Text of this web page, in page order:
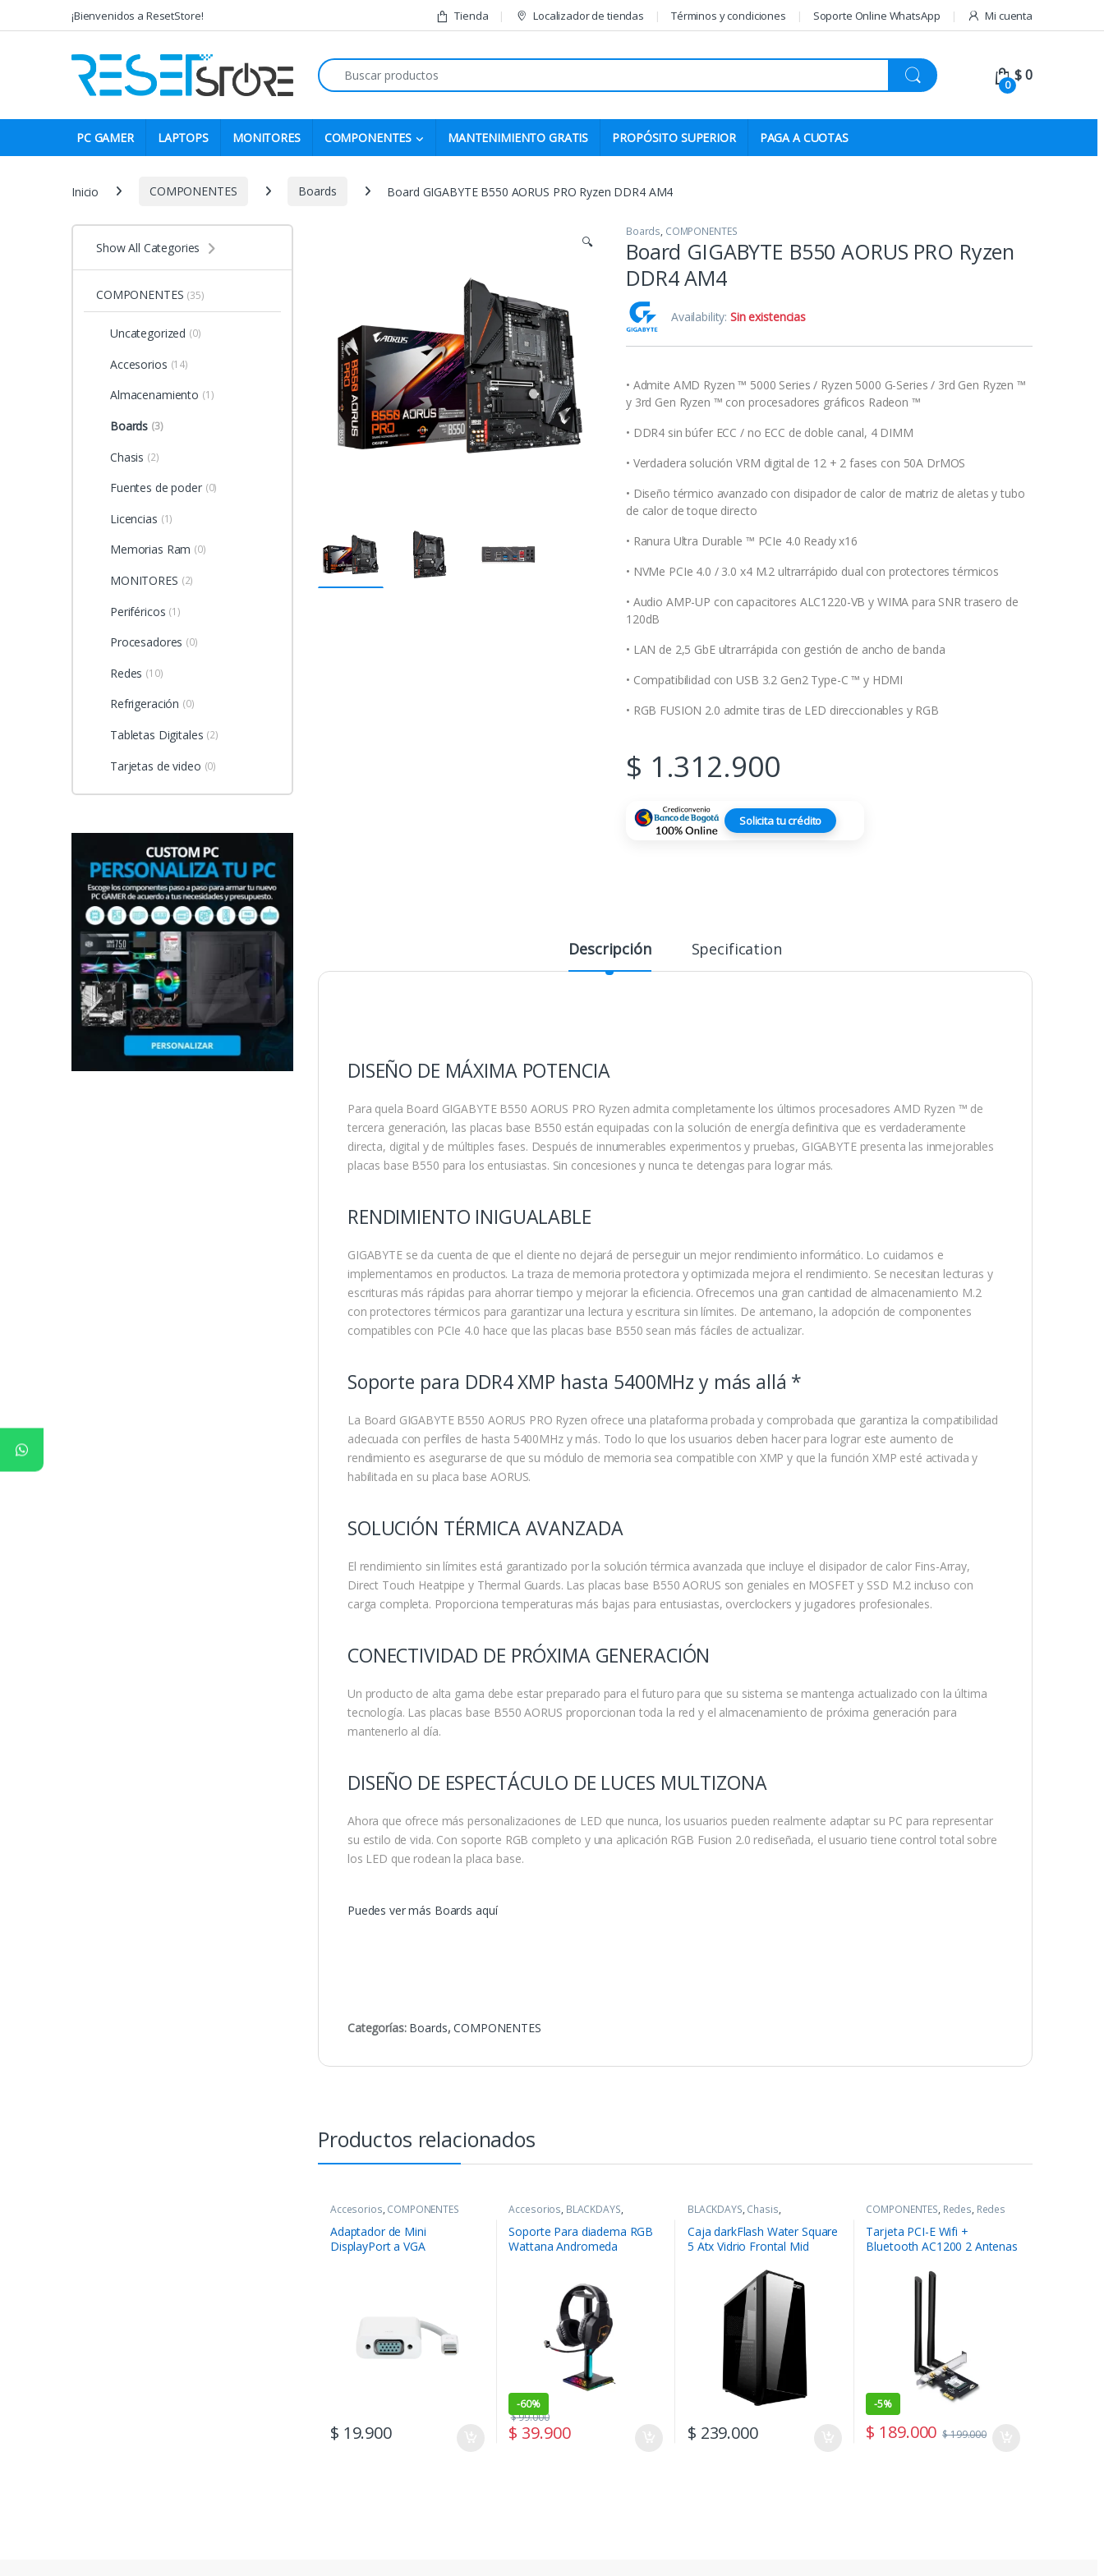
Skip to navigation
Skip to content¡Bienvenidos a ResetStore! Tienda Localizador de tiendas Términos y condiciones Soporte Online WhatsApp Mi cuenta
Search for:
0
$0
PC GAMER LAPTOPS MONITORES COMPONENTES MANTENIMIENTO GRATIS PROPÓSITO SUPERIOR PAGA A CUOTAS
Inicio COMPONENTES Boards Board GIGABYTE B550 AORUS PRO Ryzen DDR4 AM4
🔍
Boards, COMPONENTES
Board GIGABYTE B550 AORUS PRO Ryzen
DDR4 AM4
Availability:Sin existencias
• Admite AMD Ryzen ™ 5000 Series / Ryzen 5000 G-Series / 3rd Gen Ryzen ™
y 3rd Gen Ryzen ™ con procesadores gráficos Radeon ™
• DDR4 sin búfer ECC / no ECC de doble canal, 4 DIMM
• Verdadera solución VRM digital de 12 + 2 fases con 50A DrMOS
• Diseño térmico avanzado con disipador de calor de matriz de aletas y tubo
de calor de toque directo
• Ranura Ultra Durable ™ PCIe 4.0 Ready x16
• NVMe PCIe 4.0 / 3.0 x4 M.2 ultrarrápido dual con protectores térmicos
• Audio AMP-UP con capacitores ALC1220-VB y WIMA para SNR trasero de
120dB
• LAN de 2,5 GbE ultrarrápida con gestión de ancho de banda
• Compatibilidad con USB 3.2 Gen2 Type-C ™ y HDMI
• RGB FUSION 2.0 admite tiras de LED direccionables y RGB
$ 1.312.900
Solicita tu crédito
Descripción Specification
DISEÑO DE MÁXIMA POTENCIA
Para quela Board GIGABYTE B550 AORUS PRO Ryzen admita completamente los últimos procesadores AMD Ryzen ™ de
tercera generación, las placas base B550 están equipadas con la solución de energía definitiva que es verdaderamente
directa, digital y de múltiples fases. Después de innumerables experimentos y pruebas, GIGABYTE presenta las inmejorables
placas base B550 para los entusiastas. Sin concesiones y nunca te detengas para lograr más.
RENDIMIENTO INIGUALABLE
GIGABYTE se da cuenta de que el cliente no dejará de perseguir un mejor rendimiento informático. Lo cuidamos e
implementamos en productos. La traza de memoria protectora y optimizada mejora el rendimiento. Se necesitan lecturas y
escrituras más rápidas para ahorrar tiempo y mejorar la eficiencia. Ofrecemos una gran cantidad de almacenamiento M.2
con protectores térmicos para garantizar una lectura y escritura sin límites. De antemano, la adopción de componentes
compatibles con PCIe 4.0 hace que las placas base B550 sean más fáciles de actualizar.
Soporte para DDR4 XMP hasta 5400MHz y más allá *
La Board GIGABYTE B550 AORUS PRO Ryzen ofrece una plataforma probada y comprobada que garantiza la compatibilidad
adecuada con perfiles de hasta 5400MHz y más. Todo lo que los usuarios deben hacer para lograr este aumento de
rendimiento es asegurarse de que su módulo de memoria sea compatible con XMP y que la función XMP esté activada y
habilitada en su placa base AORUS.
SOLUCIÓN TÉRMICA AVANZADA
El rendimiento sin límites está garantizado por la solución térmica avanzada que incluye el disipador de calor Fins-Array,
Direct Touch Heatpipe y Thermal Guards. Las placas base B550 AORUS son geniales en MOSFET y SSD M.2 incluso con
carga completa. Proporciona temperaturas más bajas para entusiastas, overclockers y jugadores profesionales.
CONECTIVIDAD DE PRÓXIMA GENERACIÓN
Un producto de alta gama debe estar preparado para el futuro para que su sistema se mantenga actualizado con la última
tecnología. Las placas base B550 AORUS proporcionan toda la red y el almacenamiento de próxima generación para
mantenerlo al día.
DISEÑO DE ESPECTÁCULO DE LUCES MULTIZONA
Ahora que ofrece más personalizaciones de LED que nunca, los usuarios pueden realmente adaptar su PC para representar
su estilo de vida. Con soporte RGB completo y una aplicación RGB Fusion 2.0 rediseñada, el usuario tiene control total sobre
los LED que rodean la placa base.
Puedes ver más Boards aquí
Categorías: Boards,COMPONENTES
Productos relacionados
Accesorios, COMPONENTES
Adaptador de Mini
DisplayPort a VGA
$ 19.900
Accesorios, BLACKDAYS,
COMPONENTES Periféricos
Soporte Para diadema RGB
Wattana Andromeda
-60%
$ 39.900
$99.000
BLACKDAYS, Chasis,
COMPONENTES
Caja darkFlash Water Square
5 Atx Vidrio Frontal Mid
$ 239.000
COMPONENTES, Redes, Redes
Tarjeta PCI-E Wifi +
Bluetooth AC1200 2 Antenas
-5%
$ 189.000 $199.000
Show All Categories
COMPONENTES (35)
Uncategorized (0)
Accesorios (14)
Almacenamiento (1)
Boards (3)
Chasis (2)
Fuentes de poder (0)
Licencias (1)
Memorias Ram (0)
MONITORES (2)
Periféricos (1)
Procesadores (0)
Redes (10)
Refrigeración (0)
Tabletas Digitales (2)
Tarjetas de video (0)